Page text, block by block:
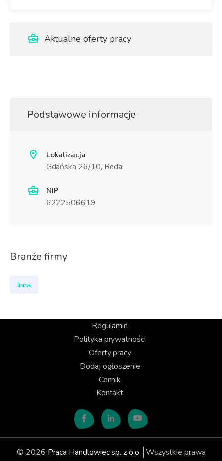
Aktualne oferty pracy
Podstawowe informacje
Lokalizacja
Gdańska 26/10, Reda
NIP
6222506619
Branże firmy
Inna
Regulamin
Polityka prywatności
Oferty pracy
Dodaj ogłoszenie
Cennik
Kontakt
© 2026 Praca Handlowiec sp. z o.o. Wszystkie prawa